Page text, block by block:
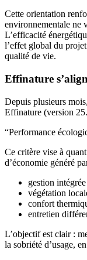
Cette orientation
environnementale ne
L’efficacité
l’effet global du
qualité de vie.
Effinature
Depuis plusieurs
Effinature (version
“Performance
Ce critère vise à
d’économie généré
gestion
végétation
confort
entretien
L’objectif est clair :
la sobriété d’usage,